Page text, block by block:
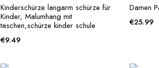
Kinderschürze langarm schürze für
Kinder, Malumhang mit
taschen,schürze kinder schule
€9.49
Damen
€25.99